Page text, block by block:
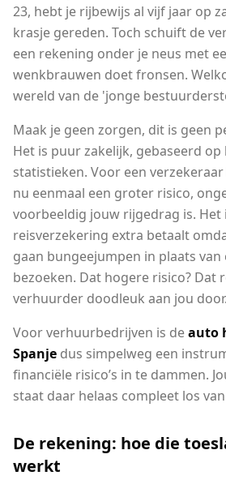
23, hebt je rijbewijs al vijf jaar op
krasje gereden. Toch schuift de
een rekening onder je neus met
wenkbrauwen doet fronsen.
wereld van de 'jonge
Maak je geen zorgen, dit is geen
Het is puur zakelijk, gebaseerd
statistieken. Voor een
nu eenmaal een groter risico,
voorbeeldig jouw rijgedrag is. Het
reisverzekering extra betaalt
gaan bungeejumpen in plaats
bezoeken. Dat hogere risico? Dat
verhuurder doodleuk aan jou door.
Voor verhuurbedrijven is deauto
Spanje dus simpelweg een
financiële risico’s in te dammen.
staat daar helaas compleet los
De rekening: hoe die
werkt